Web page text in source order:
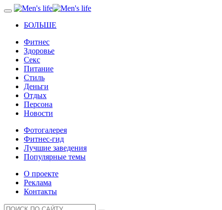
БОЛЬШЕ
Фитнес
Здоровье
Секс
Питание
Стиль
Деньги
Отдых
Персона
Новости
Фотогалерея
Фитнес-гид
Лучшие заведения
Популярные темы
О проекте
Реклама
Контакты